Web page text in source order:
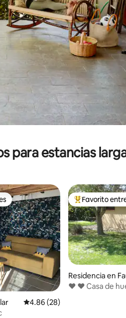
para estancias
Calificación promedio: 4.86
4.86 (28)
De los mejores
Favorito
Residencia en
❤ ❤ Casa de